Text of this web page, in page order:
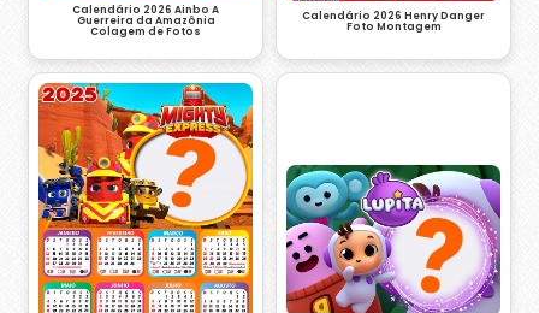
Calendário 2026 Ainbo A
Guerreira da Amazônia
Colagem de Fotos
Calendário 2026 Henry Danger
Foto Montagem